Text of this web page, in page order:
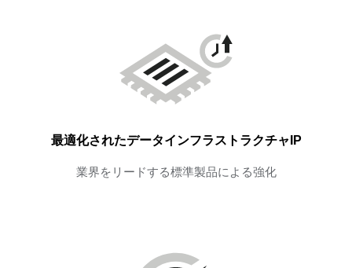
最適化されたデータインフラストラクチャIP
業界をリードする標準製品による強化